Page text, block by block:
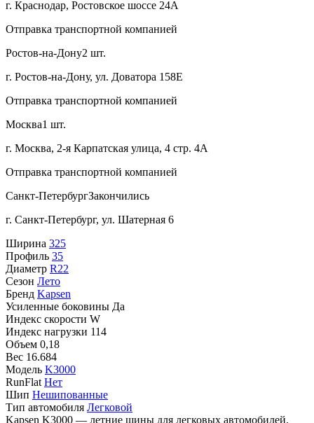
г. Краснодар, Ростовское шоссе 24А
Отправка транспортной компанией
Ростов-на-Дону2 шт.
г. Ростов-на-Дону, ул. Доватора 158Е
Отправка транспортной компанией
Москва1 шт.
г. Москва, 2-я Карпатская улица, 4 стр. 4А
Отправка транспортной компанией
Санкт-ПетербургЗакончились
г. Санкт-Петербург, ул. Шатерная 6
Ширина 325
Профиль 35
Диаметр R22
Сезон Лето
Бренд Kapsen
Усиленные боковины Да
Индекс скорости W
Индекс нагрузки 114
Объем 0,18
Вес 16.684
Модель K3000
RunFlat Нет
Шип Нешипованные
Тип автомобиля Легковой
Kapsen K3000 — летние шины для легковых автомобилей.